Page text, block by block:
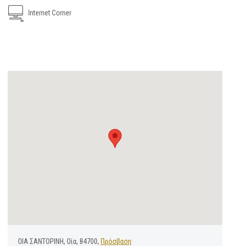
Internet Corner
ΟΙΑ ΣΑΝΤΟΡΙΝΗ, Οία, 84700, Πρόσβαση